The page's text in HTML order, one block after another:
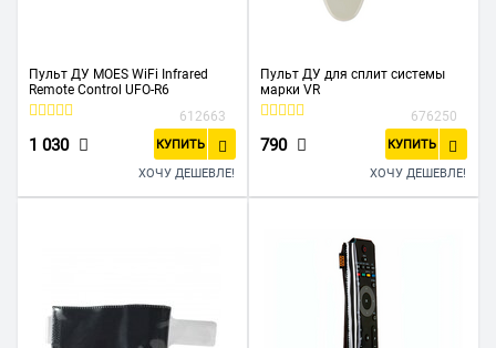
Пульт ДУ MOES WiFi Infrared
Remote Control UFO-R6
612663
1 030 КУПИТЬ
ХОЧУ ДЕШЕВЛЕ!
Пульт ДУ для сплит системы
марки VR
676250
790 КУПИТЬ
ХОЧУ ДЕШЕВЛЕ!